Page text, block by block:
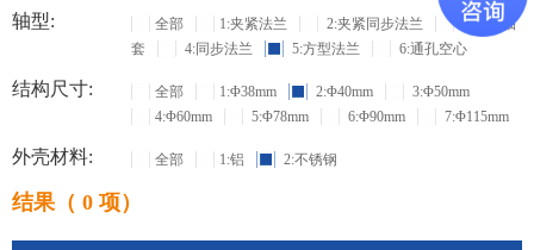
轴型: 全部 1:夹紧法兰 2:夹紧同步法兰
3:盲孔轴
套
4:同步法兰 5:方型法兰 6:通孔空心
结构尺寸: 全部 1:Φ38mm 2:Φ40mm
3:Φ50mm
4:Φ60mm
5:Φ78mm 6:Φ90mm 7:Φ115mm
外壳材料: 全部 1:铝 2:不锈钢
结果（ 0 项）